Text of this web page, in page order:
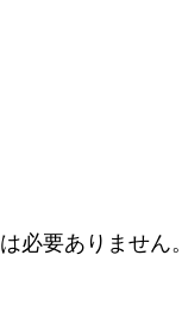
は必要ありません。